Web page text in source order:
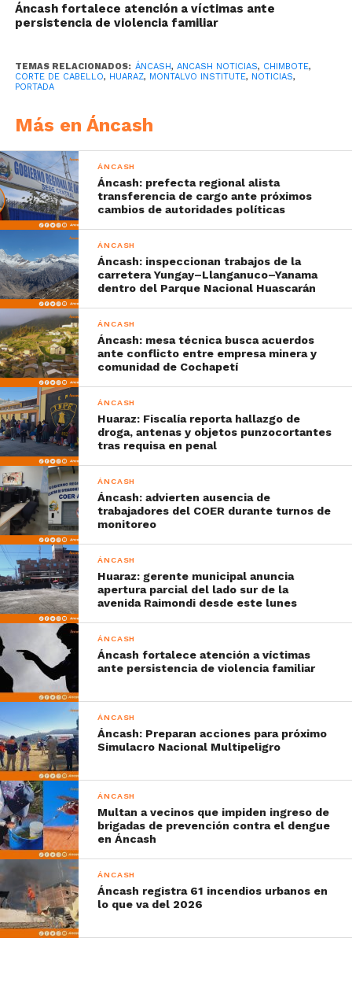
Áncash fortalece atención a víctimas ante
persistencia de violencia familiar
TEMAS RELACIONADOS: ÁNCASH, ANCASH NOTICIAS, CHIMBOTE,
CORTE DE CABELLO, HUARAZ, MONTALVO INSTITUTE, NOTICIAS,
PORTADA
Más en Áncash
ÁNCASH
Áncash: prefecta regional alista
transferencia de cargo ante próximos
cambios de autoridades políticas
ÁNCASH
Áncash: inspeccionan trabajos de la
carretera Yungay–Llanganuco–Yanama
dentro del Parque Nacional Huascarán
ÁNCASH
Áncash: mesa técnica busca acuerdos
ante conflicto entre empresa minera y
comunidad de Cochapetí
ÁNCASH
Huaraz: Fiscalía reporta hallazgo de
droga, antenas y objetos punzocortantes
tras requisa en penal
ÁNCASH
Áncash: advierten ausencia de
trabajadores del COER durante turnos de
monitoreo
ÁNCASH
Huaraz: gerente municipal anuncia
apertura parcial del lado sur de la
avenida Raimondi desde este lunes
ÁNCASH
Áncash fortalece atención a víctimas
ante persistencia de violencia familiar
ÁNCASH
Áncash: Preparan acciones para próximo
Simulacro Nacional Multipeligro
ÁNCASH
Multan a vecinos que impiden ingreso de
brigadas de prevención contra el dengue
en Áncash
ÁNCASH
Áncash registra 61 incendios urbanos en
lo que va del 2026